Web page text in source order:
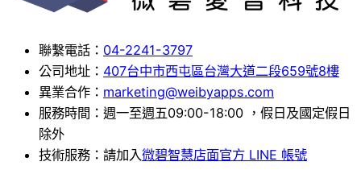
聯繫電話： 04-2241-3797
公司地址： 407台中市西屯區台灣大道二段659號8樓
異業合作： marketing@weibyapps.com
服務時間：週一至週五09:00-18:00 ，假日及國定假日
除外
技術服務：請加入微碧智慧店面官方 LINE 帳號